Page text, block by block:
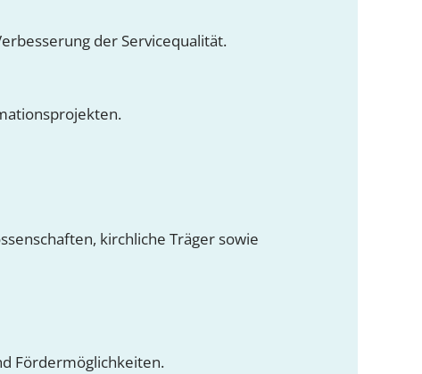
der Servicequalität.
kirchliche Träger sowie
Fördermöglichkeiten.